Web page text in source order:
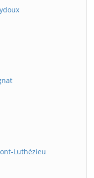
Luthézieu